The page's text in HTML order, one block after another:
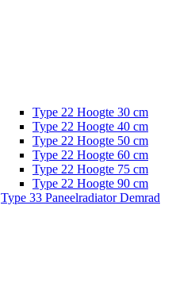
Type 22 Hoogte 30 cm
Type 22 Hoogte 40 cm
Type 22 Hoogte 50 cm
Type 22 Hoogte 60 cm
Type 22 Hoogte 75 cm
Type 22 Hoogte 90 cm
Type 33 Paneelradiator Demrad